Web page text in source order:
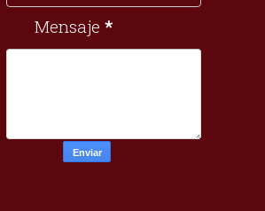
Mensaje *